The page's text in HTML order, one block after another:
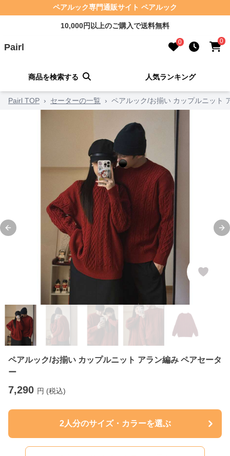
ペアルック専門通販サイト ペアルック
10,000円以上のご購入で送料無料
Pairl 0 0
商品を検索する 人気ランキング
Pairl TOP › セーターの一覧 › ペアルック/お揃い カップルニット
Previous slide
ペアルック/お揃い カップルニット アラン編み ペアセータ
ー
7,290 円 (税込)
2人分のサイズ・カラーを選ぶ